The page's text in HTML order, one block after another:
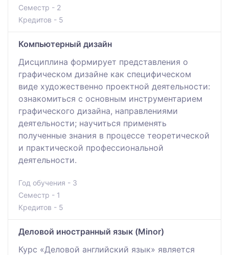
Семестр - 2
Кредитов - 5
Компьютерный дизайн
Дисциплина формирует представления о
графическом дизайне как специфическом
виде художественно проектной деятельности:
ознакомиться с основным инструментарием
графического дизайна, направлениями
деятельности; научиться применять
полученные знания в процессе теоретической
и практической профессиональной
деятельности.
Год обучения - 3
Семестр - 1
Кредитов - 5
Деловой иностранный язык (Minor)
Курс «Деловой английский язык» является